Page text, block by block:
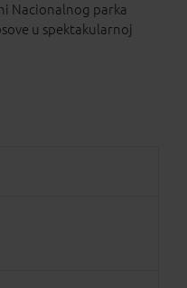
Nacionalnog parka
u spektakularnoj